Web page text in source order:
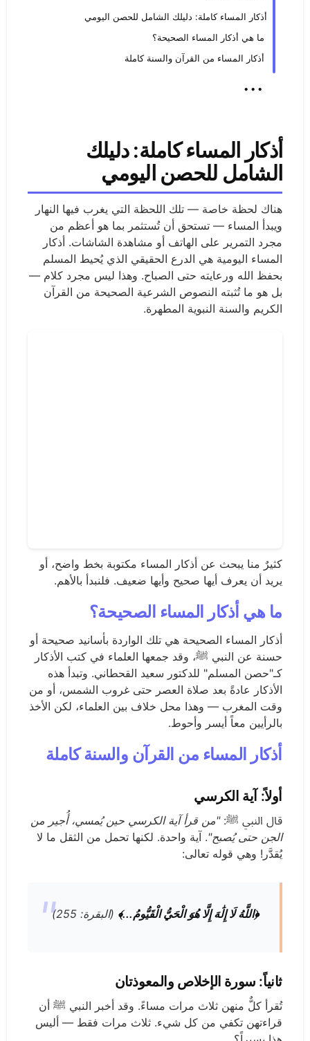
أذكار المساء كاملة: دليلك الشامل للحصن اليومي
ما هي أذكار المساء الصحيحة؟
أذكار المساء من القرآن والسنة كاملة
...
أذكار المساء كاملة: دليلك
الشامل للحصن اليومي
هناك لحظة خاصة — تلك اللحظة التي يغرب فيها النهار
ويبدأ المساء — تستحق أن تُستثمر بما هو أعظم من
مجرد التمرير على الهاتف أو مشاهدة الشاشات. أذكار
المساء اليومية هي الدرع الحقيقي الذي يُحيط المسلم
بحفظ الله ورعايته حتى الصباح. وهذا ليس مجرد كلام —
بل هو ما تُثبته النصوص الشرعية الصحيحة من القرآن
الكريم والسنة النبوية المطهرة.
كثيرٌ منا يبحث عن أذكار المساء مكتوبة بخط واضح، أو
يريد أن يعرف أيها صحيح وأيها ضعيف. فلنبدأ بالأهم.
ما هي أذكار المساء الصحيحة؟
أذكار المساء الصحيحة هي تلك الواردة بأسانيد صحيحة أو
حسنة عن النبي ﷺ، وقد جمعها العلماء في كتب الأذكار
كـ"حصن المسلم" للدكتور سعيد القحطاني. وتبدأ هذه
الأذكار عادةً بعد صلاة العصر حتى غروب الشمس، أو من
وقت المغرب — وهذا محل خلاف بين العلماء، لكن الأخذ
بالرأيين معاً أيسر وأحوط.
أذكار المساء من القرآن والسنة كاملة
أولاً: آية الكرسي
قال النبي ﷺ:"من قرأ آية الكرسي حين يُمسي، أُجير من
الجن حتى يُصبح". آية واحدة. لكنها تحمل من الثقل ما لا
يُقدَّر! وهي قوله تعالى:
﴿اللَّهُ لَا إِلَٰهَ إِلَّا هُوَ الْحَيُّ الْقَيُّومُ...﴾ (البقرة: 255)
ثانياً: سورة الإخلاص والمعوذتان
تُقرأ كلٌّ منهن ثلاث مرات مساءً. وقد أخبر النبي ﷺ أن
قراءتهن تكفي من كل شيء. ثلاث مرات فقط — أليس